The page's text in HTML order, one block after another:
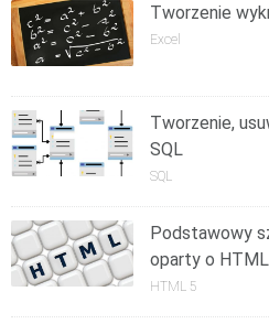
Tworzenie
Excel
Tworzenie,
SQL
SQL
Podstawowy
oparty o
HTML 5